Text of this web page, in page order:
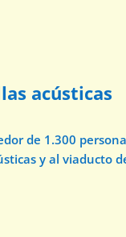
acústicas
de 1.300
y al viaducto